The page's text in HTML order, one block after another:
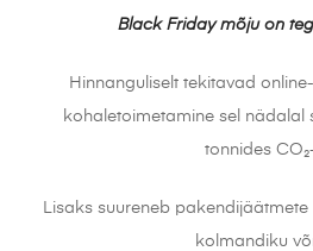
Black Friday mõju on
Hinnanguliselt tekitavad
kohaletoimetamine sel nädalal
tonnides
Lisaks suureneb
kolmandiku